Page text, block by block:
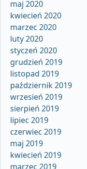
maj 2020
kwiecień 2020
marzec 2020
luty 2020
styczeń 2020
grudzień 2019
listopad 2019
październik 2019
wrzesień 2019
sierpień 2019
lipiec 2019
czerwiec 2019
maj 2019
kwiecień 2019
marzec 2019